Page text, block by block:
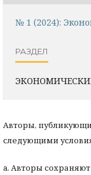
№ 1 (2024):
РАЗДЕЛ
Авторы,
следующими
a. Авторы